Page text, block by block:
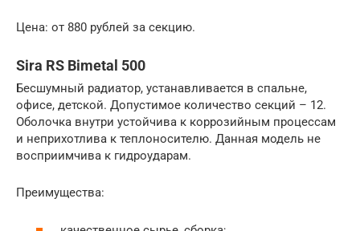
Цена: от 880 рублей за секцию.
Sira RS Bimetal 500
Бесшумный радиатор, устанавливается в спальне,
офисе, детской. Допустимое количество секций – 12.
Оболочка внутри устойчива к коррозийным процессам
и неприхотлива к теплоносителю. Данная модель не
восприимчива к гидроударам.
Преимущества: